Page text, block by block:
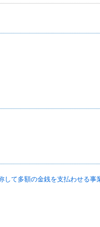
て多額の金銭を支払わせる事